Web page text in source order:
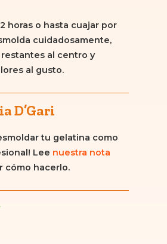
horas o hasta cuajar por
cuidadosamente,
al centro y
al gusto.
D’Gari
tu gelatina como
Lee nuestra nota
cómo hacerlo.